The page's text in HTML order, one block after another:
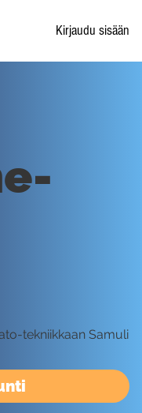
Kirjaudu sisään
tekniikkaan Samuli